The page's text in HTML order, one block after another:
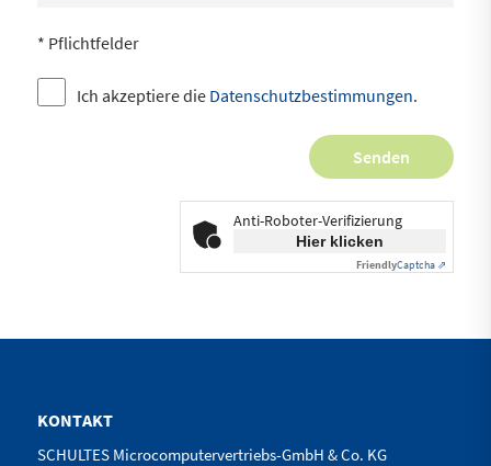
* Pflichtfelder
Ich akzeptiere die Datenschutzbestimmungen.
Anti-Roboter-Verifizierung
Hier klicken
FriendlyCaptcha ⇗
KONTAKT
SCHULTES Microcomputervertriebs-GmbH & Co. KG